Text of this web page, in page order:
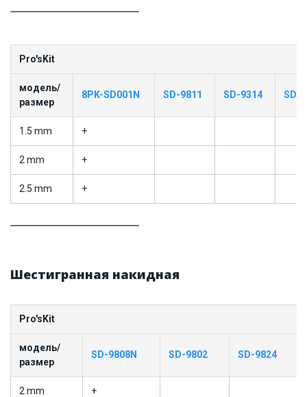
Pro'sKit
модель/
размер
8PK-SD001N SD-9811 SD-9314 SD-
1.5 mm +
2 mm +
2.5 mm +
Шестигранная накидная
Pro'sKit
модель/
размер
SD-9808N SD-9802 SD-9824
2 mm +